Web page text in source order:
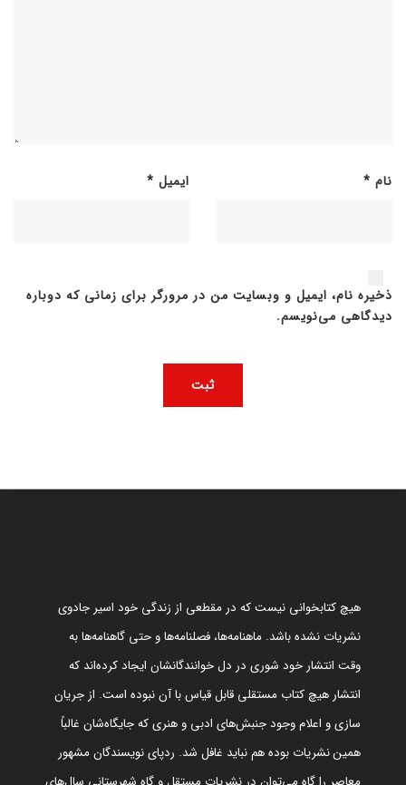
نام * ایمیل *
ذخیره نام، ایمیل و وبسایت من در مرورگر برای زمانی که دوباره
دیدگاهی می‌نویسم.
هیچ کتابخوانی نیست که در مقطعی از زندگی خود اسیر جادوی
نشریات نشده باشد. ماهنامه‌ها، فصلنامه‌ها و حتی گاهنامه‌ها به
وقت انتشار خود شوری در دل خوانندگانشان ایجاد کرده‌اند که
انتشار هیچ کتاب مستقلی قابل قیاس با آن نبوده است. از جریان
سازی و اعلام وجود جنبش‌های ادبی و هنری که جایگاه‌شان غالباً
همین نشریات بوده هم نباید غافل شد. ردپای نویسندگان مشهور